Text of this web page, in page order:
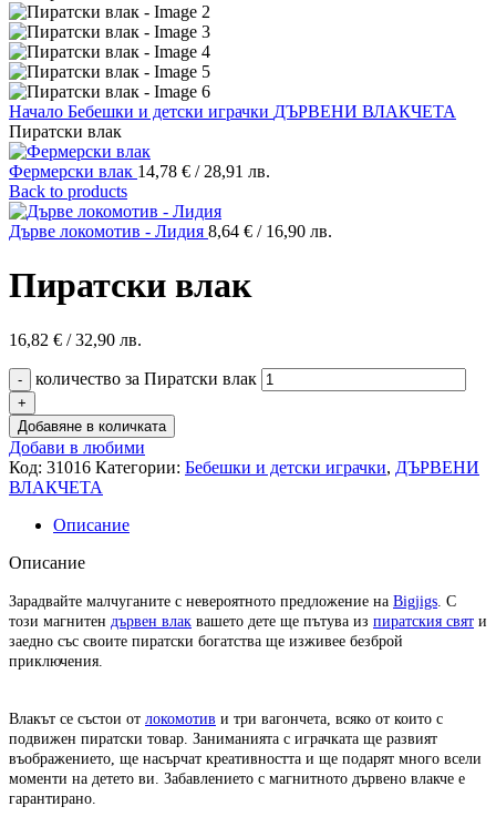
Начало Бебешки и детски играчки ДЪРВЕНИ ВЛАКЧЕТА
Пиратски влак
Фермерски влак 14,78 € / 28,91 лв.
Back to products
Дърве локомотив - Лидия 8,64 € / 16,90 лв.
Пиратски влак
16,82 € / 32,90 лв.
количество за Пиратски влак
Добавяне в количката
Добави в любими
Код: 31016 Категории: Бебешки и детски играчки, ДЪРВЕНИ
ВЛАКЧЕТА
Описание
Описание
Зарадвайте малчуганите с невероятното предложение на Bigjigs . С
този магнитен дървен влак вашето дете ще пътува из пиратския свят и
заедно със своите пиратски богатства ще изживее безброй
приключения.
Влакът се състои от локомотив и три вагончета, всяко от които с
подвижен пиратски товар. Заниманията с играчката ще развият
въображението, ще насърчат креативността и ще подарят много всели
моменти на детето ви. Забавлението с магнитното дървено влакче е
гарантирано.